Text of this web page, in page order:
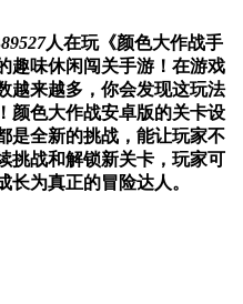
89527人在玩《颜色大作战手
趣味休闲闯关手游！在游戏
越来越多，你会发现这玩法
颜色大作战安卓版的关卡设
是全新的挑战，能让玩家不
挑战和解锁新关卡，玩家可
长为真正的冒险达人。